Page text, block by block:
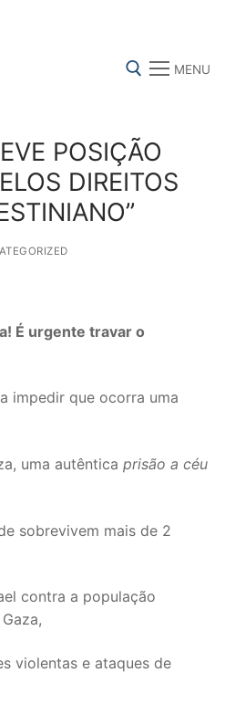
Search for:
MENU
COMUM
POSIÇÃO
DIREITOS
É urgente travar o
impedir que ocorra uma
uma autêntica prisão a céu
sobrevivem mais de 2
contra a população
violentas e ataques de